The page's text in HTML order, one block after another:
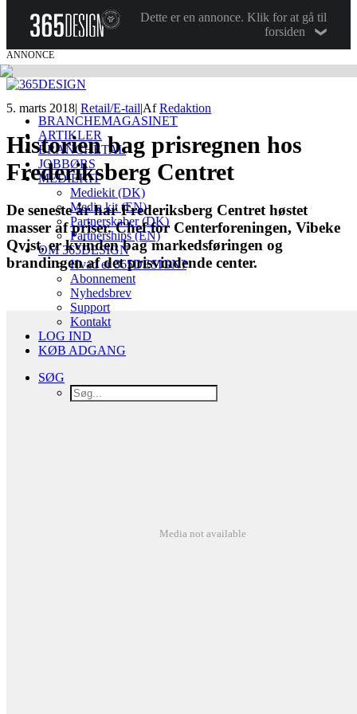
Dette er en annonce. Klik for at gå til
forsiden
ANNONCE
BRANCHEMAGASINET
ARTIKLER
BRANCHETAL
JOBBØRS
MEDIEKIT
Mediekit (DK)
Media kit (EN)
Partnerskaber (DK)
Partnerships (EN)
OM 365DESIGN
Hvad er 365DESIGN?
Abonnement
Nyhedsbrev
Support
Kontakt
LOG IND
KØB ADGANG
SØG
5. marts 2018| Retail/E-tail|AfRedaktion
Historien bag prisregnen hos
Frederiksberg Centret
De seneste år har Frederiksberg Centret høstet
masser af priser. Chef for Centerforeningen, Vibeke
Qvist, er kvinden bag markedsføringen og
brandingen af det prisvindende center.
Media not available